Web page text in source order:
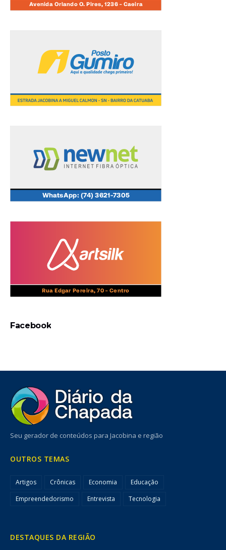
Facebook
Seu gerador de conteúdos para Jacobina e região
OUTROS TEMAS
Artigos Crônicas Economia
Educação
Empreendedorismo
Entrevista Tecnologia
DESTAQUES DA REGIÃO